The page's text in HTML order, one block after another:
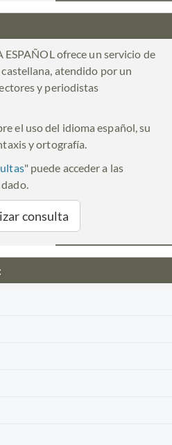
ofrece un servicio de
atendido por un
y periodistas
el uso del idioma español, su
y ortografía.
" puede acceder a las
consulta